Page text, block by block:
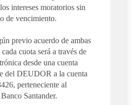
intereses moratorios sin
de vencimiento.
previo acuerdo de ambas
cuota será a través de
desde una cuenta
del DEUDOR a la cuenta
perteneciente al
Santander.